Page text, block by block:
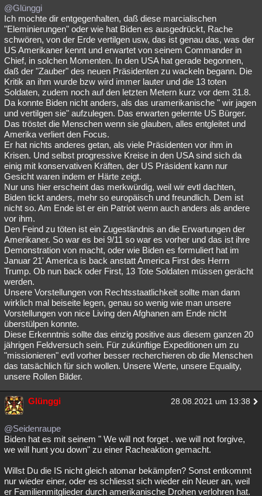
@Glünggi
Ich mochte dir entgegenhalten, daß diese marcialischen
"Eleminierungen" oder wie hat Biden es ausgedrückt, Rache
schwören, von der Erde vertilgen usw, das ist genau das, was der
US Amerikaner kennt und erwartet von seinem Commander in
Chief, in solchen Momenten. In den USA hat gerade begonnen,
daß der "Zauber" des neuen Präsidenten zu wackeln begann. Die
Kritik an ihm wurde bzw wird immer lauter und die 13 toten
Soldaten, zudem noch auf den letzten Metern kurz vor dem 31.8.
Da konnte Biden nicht anders, als das uramerikanische " wir jagen
und vertilgen sie" aufzulegen. Das erwarten gelernte US Bürger.
Das tröstet die Menschen wenn sie glauben, alles entgleitet und
Amerika verliert den Focus.
Er hat nichts anderes getan, als viele Präsidenten vor ihm in
Krisen. Und selbst progressive Kreise in den USA sind sich da
einig mit konservativen Kräften, der US Präsident kann nur
Gesicht waren indem er Härte zeigt.
Nur uns hier erscheint das merkwürdig, weil wir evtl dachten,
Biden tickt anders, mehr so europäisch und freundlich. Dem ist
nicht so. Am Ende ist er ein Patriot wenn auch anders als andere
vor ihm.
Den Feind zu töten ist ein Zugeständnis an die Erwartungen der
Amerikaner. So war es bei 9/11 so war es vorher und das ist ihre
Demonstration von macht, oder wie Biden es formuliert hat im
Januar 21' America is back anstatt America First des Herrn
Trump. Ob nun back oder First, 13 Tote Soldaten müssen gerächt
werden.
Unsere Vorstellungen von Rechtsstaatlichkeit sollte man dann
wirklich mal beiseite legen, genau so wenig wie man unsere
Vorstellungen von nice Living den Afghanen am Ende nicht
überstülpen konnte.
Diese Erkenntnis sollte das einzig positive aus diesem ganzen 20
jährigen Feldversuch sein. Für zukünftige Expeditionen um zu
"missionieren" evtl vorher besser recherchieren ob die Menschen
das tatsächlich für sich wollen. Unsere Werte, unsere Equality,
unsere Rollen Bilder.
Glünggi 28.08.2021 um 13:38
@Seidenraupe
Biden hat es mit seinem " We will not forget . we will not forgive,
we will hunt you down" zu einer Racheaktion gemacht.
Willst Du die IS nicht gleich atomar bekämpfen? Sonst entkommt
nur wieder einer, oder es schliesst sich wieder ein Neuer an, weil
er Familienmitglieder durch amerikanische Drohen verlohren hat.